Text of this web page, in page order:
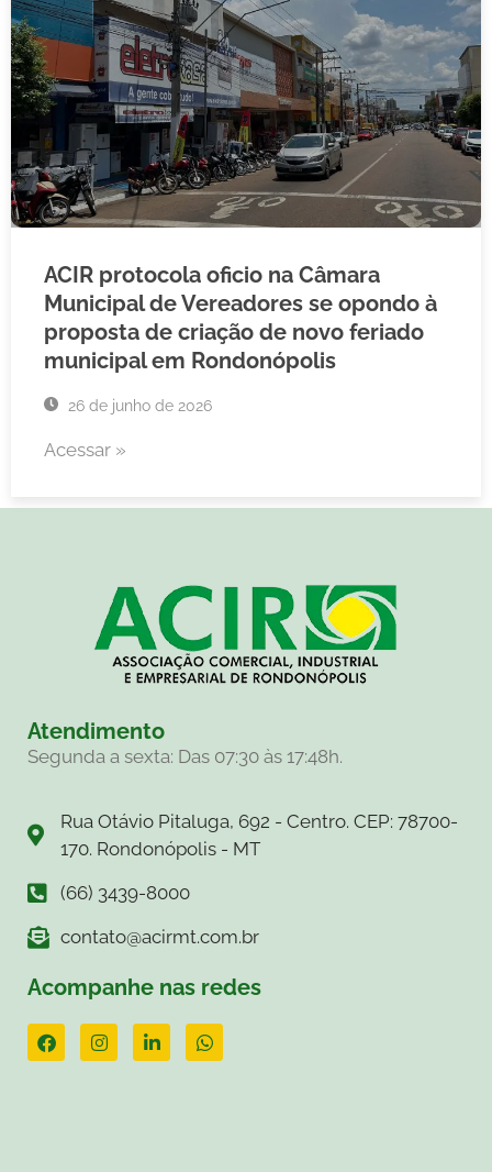
ACIR protocola oficio na Câmara
Municipal de Vereadores se opondo à
proposta de criação de novo feriado
municipal em Rondonópolis
26 de junho de 2026
Acessar »
Atendimento
Segunda a sexta: Das 07:30 às 17:48h.
Rua Otávio Pitaluga, 692 - Centro. CEP: 78700-
170. Rondonópolis - MT
(66) 3439-8000
contato@acirmt.com.br
Acompanhe nas redes